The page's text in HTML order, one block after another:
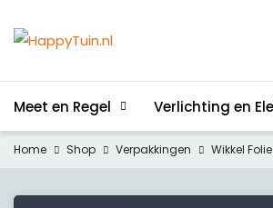
Meet en Regel Verlichting en
Home Shop Verpakkingen Wikkel